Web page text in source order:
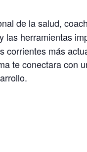
de la salud,
las herramientas
corrientes más
te conectara con